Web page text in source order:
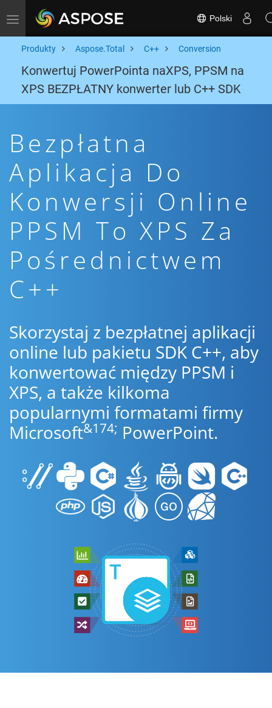
Toggle navigation Polski
Produkty Aspose.Total C++ Conversion
Konwertuj PowerPointa naXPS, PPSM na
XPS BEZPŁATNY konwerter lub C++ SDK
Bezpłatna
Aplikacja Do
Konwersji Online
PPSM To XPS Za
Pośrednictwem
C++
Skorzystaj z bezpłatnej aplikacji
online lub pakietu SDK C++, aby
konwertować między PPSM i
XPS, a także kilkoma
popularnymi formatami firmy
Microsoft&174; PowerPoint.